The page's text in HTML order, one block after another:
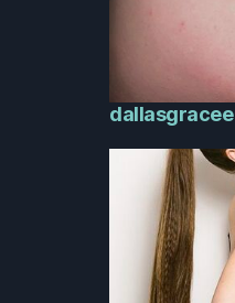
dallasgracee